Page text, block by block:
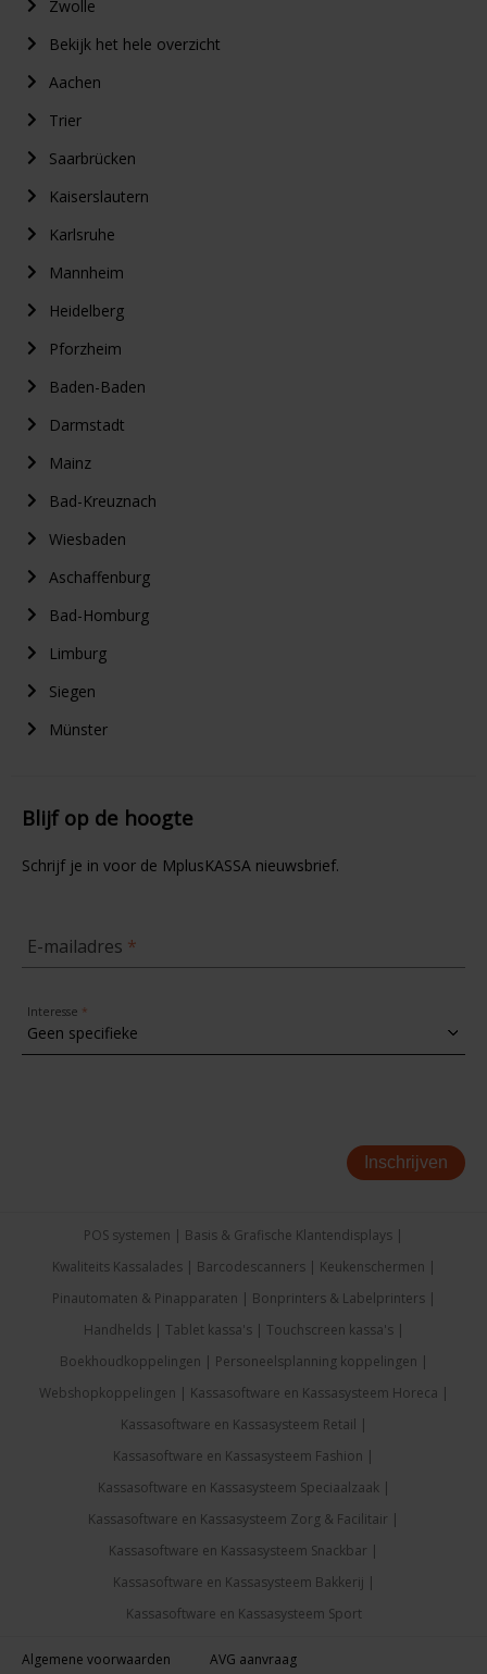
Zwolle
Bekijk het hele overzicht
Aachen
Trier
Saarbrücken
Kaiserslautern
Karlsruhe
Mannheim
Heidelberg
Pforzheim
Baden-Baden
Darmstadt
Mainz
Bad-Kreuznach
Wiesbaden
Aschaffenburg
Bad-Homburg
Limburg
Siegen
Münster
Blijf op de hoogte
Schrijf je in voor de MplusKASSA nieuwsbrief.
E-mailadres
Interesse
Inschrijven
POS systemen
Basis & Grafische Klantendisplays
Kwaliteits Kassalades
Barcodescanners
Keukenschermen
Pinautomaten & Pinapparaten
Bonprinters & Labelprinters
Handhelds
Tablet kassa's
Touchscreen kassa's
Boekhoudkoppelingen
Personeelsplanning koppelingen
Webshopkoppelingen
Kassasoftware en Kassasysteem Horeca
Kassasoftware en Kassasysteem Retail
Kassasoftware en Kassasysteem Fashion
Kassasoftware en Kassasysteem Speciaalzaak
Kassasoftware en Kassasysteem Zorg & Facilitair
Kassasoftware en Kassasysteem Snackbar
Kassasoftware en Kassasysteem Bakkerij
Kassasoftware en Kassasysteem Sport
Algemene voorwaarden
AVG aanvraag